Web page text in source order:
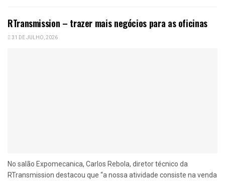
RTransmission – trazer mais negócios para as oficinas
31 DE JULHO, 2026
No salão Expomecanica, Carlos Rebola, diretor técnico da
RTransmission destacou que “a nossa atividade consiste na venda